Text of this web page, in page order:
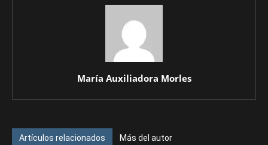
María Auxiliadora Morles
Artículos relacionados Más del autor